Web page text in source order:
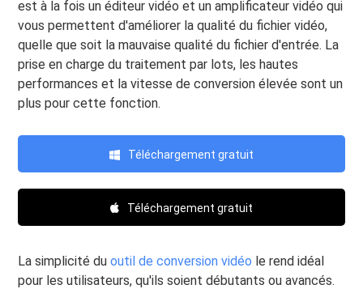
est à la fois un éditeur vidéo et un amplificateur vidéo qui
vous permettent d'améliorer la qualité du fichier vidéo,
quelle que soit la mauvaise qualité du fichier d'entrée. La
prise en charge du traitement par lots, les hautes
performances et la vitesse de conversion élevée sont un
plus pour cette fonction.
Téléchargement gratuit
Téléchargement gratuit
La simplicité duoutil de conversion vidéo le rend idéal
pour les utilisateurs, qu'ils soient débutants ou avancés.